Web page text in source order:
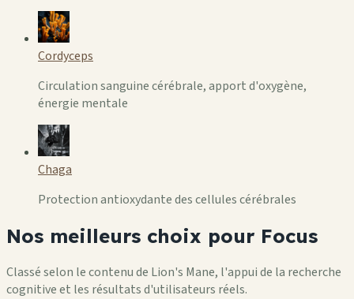
Cordyceps
Circulation sanguine cérébrale, apport d'oxygène,
énergie mentale
Chaga
Protection antioxydante des cellules cérébrales
Nos meilleurs choix pour Focus
Classé selon le contenu de Lion's Mane, l'appui de la recherche
cognitive et les résultats d'utilisateurs réels.